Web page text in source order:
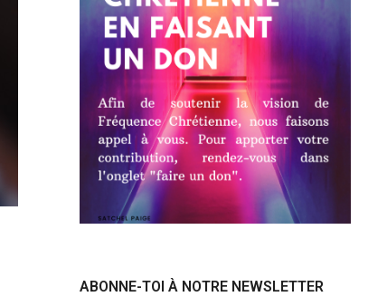
ABONNE-TOI À NOTRE NEWSLETTER